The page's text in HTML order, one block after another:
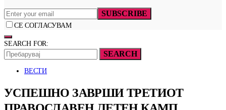
SUBSCRIBE
СЕ СОГЛАСУВАМ
SEARCH FOR:
SEARCH
ВЕСТИ
УСПЕШНО ЗАВРШИ ТРЕТИОТ